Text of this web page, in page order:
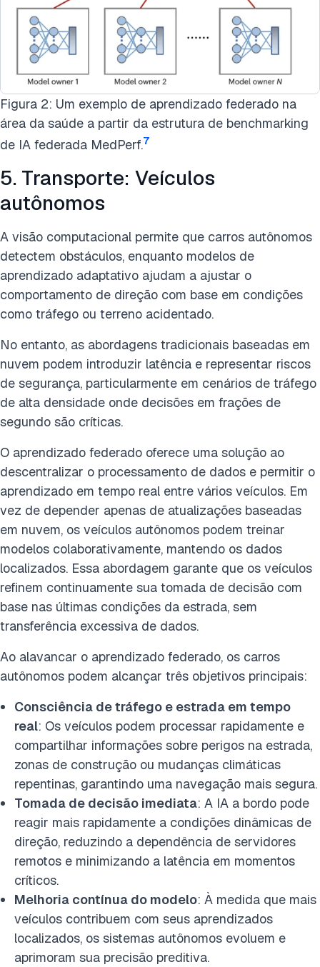
Figura 2: Um exemplo de aprendizado federado na
área da saúde a partir da estrutura de benchmarking
de IA federada MedPerf.7
5. Transporte: Veículos
autônomos
A visão computacional permite que carros autônomos
detectem obstáculos, enquanto modelos de
aprendizado adaptativo ajudam a ajustar o
comportamento de direção com base em condições
como tráfego ou terreno acidentado.
No entanto, as abordagens tradicionais baseadas em
nuvem podem introduzir latência e representar riscos
de segurança, particularmente em cenários de tráfego
de alta densidade onde decisões em frações de
segundo são críticas.
O aprendizado federado oferece uma solução ao
descentralizar o processamento de dados e permitir o
aprendizado em tempo real entre vários veículos. Em
vez de depender apenas de atualizações baseadas
em nuvem, os veículos autônomos podem treinar
modelos colaborativamente, mantendo os dados
localizados. Essa abordagem garante que os veículos
refinem continuamente sua tomada de decisão com
base nas últimas condições da estrada, sem
transferência excessiva de dados.
Ao alavancar o aprendizado federado, os carros
autônomos podem alcançar três objetivos principais:
Consciência de tráfego e estrada em tempo
real: Os veículos podem processar rapidamente e
compartilhar informações sobre perigos na estrada,
zonas de construção ou mudanças climáticas
repentinas, garantindo uma navegação mais segura.
Tomada de decisão imediata: A IA a bordo pode
reagir mais rapidamente a condições dinâmicas de
direção, reduzindo a dependência de servidores
remotos e minimizando a latência em momentos
críticos.
Melhoria contínua do modelo: À medida que mais
veículos contribuem com seus aprendizados
localizados, os sistemas autônomos evoluem e
aprimoram sua precisão preditiva.